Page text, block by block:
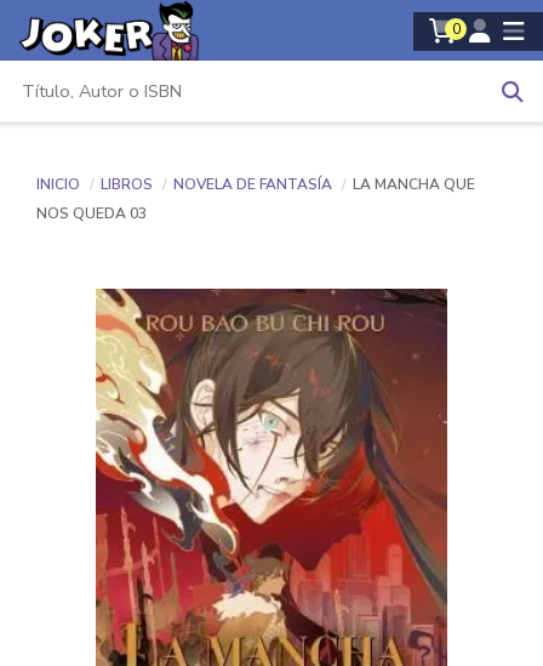
0
INICIO LIBROS NOVELA DE FANTASÍA
LA MANCHA QUE
NOS QUEDA 03